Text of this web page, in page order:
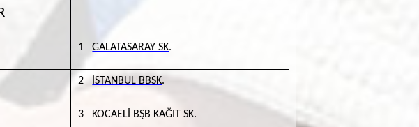
1 GALATASARAY SK.
2 İSTANBUL BBSK.
3 KOCAELİ BŞB KAĞIT SK.